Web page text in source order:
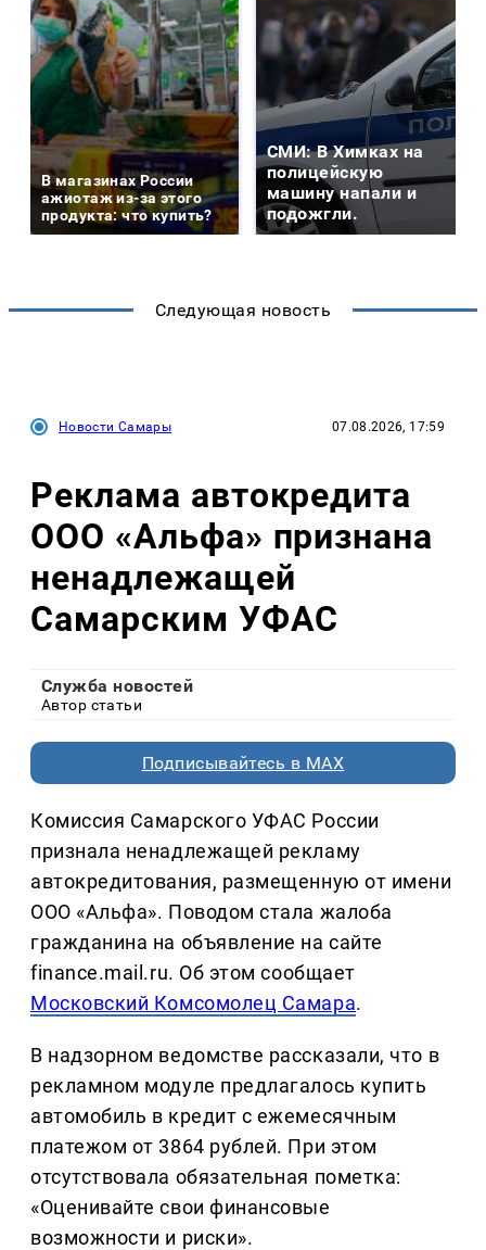
В магазинах России
ажиотаж из-за этого
продукта: что купить?
СМИ: В Химках на
полицейскую
машину напали и
подожгли.
Следующая новость
Новости Самары 07.08.2026, 17:59
Реклама автокредита
ООО «Альфа» признана
ненадлежащей
Самарским УФАС
Служба новостей
Автор статьи
Подписывайтесь в MAX
Комиссия Самарского УФАС России
признала ненадлежащей рекламу
автокредитования, размещенную от имени
ООО «Альфа». Поводом стала жалоба
гражданина на объявление на сайте
finance.mail.ru. Об этом сообщает
Московский Комсомолец Самара.
В надзорном ведомстве рассказали, что в
рекламном модуле предлагалось купить
автомобиль в кредит с ежемесячным
платежом от 3864 рублей. При этом
отсутствовала обязательная пометка:
«Оценивайте свои финансовые
возможности и риски».